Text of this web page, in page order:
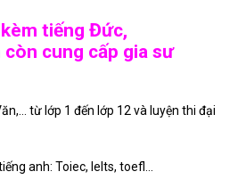
tiếng Đức,
còn cung cấp gia sư
từ lớp 1 đến lớp 12 và luyện thi đại
anh: Toiec, Ielts, toefl…